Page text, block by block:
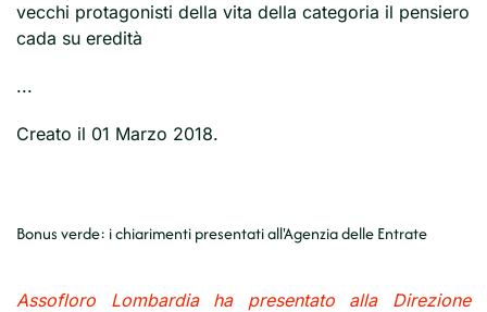
vecchi protagonisti della vita della categoria il pensiero
cada su eredità
...
Creato il 01 Marzo 2018.
Bonus verde: i chiarimenti presentati all'Agenzia delle Entrate
Assofloro Lombardia ha presentato alla Direzione